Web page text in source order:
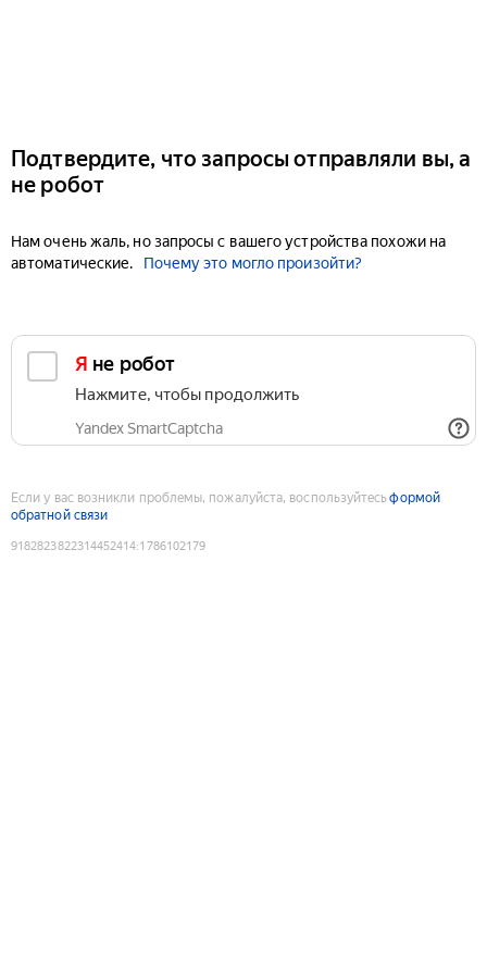
Подтвердите, что запросы отправляли вы, а
не робот
Нам очень жаль, но запросы с вашего устройства похожи на
автоматические.
Почему это могло произойти?
Я не робот
Нажмите, чтобы продолжить
Yandex SmartCaptcha
Если у вас возникли проблемы, пожалуйста, воспользуйтесьформой
обратной связи
9182823822314452414:1786102179